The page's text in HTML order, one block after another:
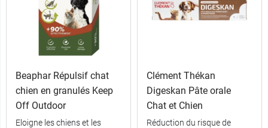
Beaphar Répulsif chat
chien en granulés Keep
Off Outdoor
Eloigne les chiens et les
Clément Thékan
Digeskan Pâte orale
Chat et Chien
Réduction du risque de